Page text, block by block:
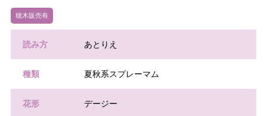
穂木販売有
読み方 あとりえ
種類 夏秋系スプレーマム
花形 デージー